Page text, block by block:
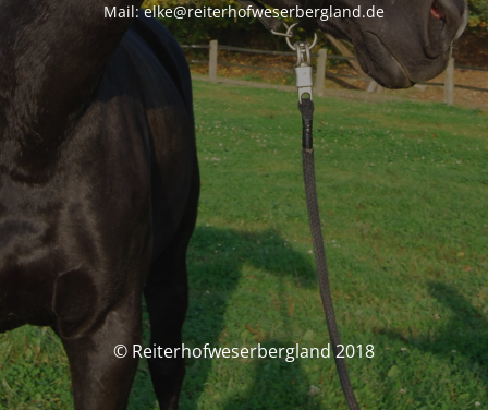
Mail: elke@reiterhofweserbergland.de
© Reiterhofweserbergland 2018